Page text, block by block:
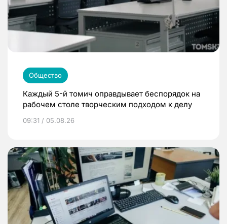
Общество
Каждый 5-й томич оправдывает беспорядок на
рабочем столе творческим подходом к делу
09:31 / 05.08.26